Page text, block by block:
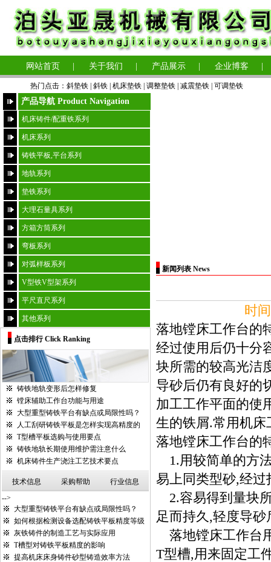
网站首页 关于我们 产品展示 企业博客
热门点击： 斜垫铁 斜铁 | 机床垫铁 调整垫铁 减震垫铁 可调垫铁
产品导航 Product Navigation
机床铸件/配重铁系列
机床系列
铸铁平板,平台系列
地轨系列
垫铁系列
大理石量具系列
方箱方筒系列
弯板系列
对弧样板系列
V型铁V型架系列
平尺直尺系列
其他系列
点击排行 Click Ranking
铸铁地轨变形后怎样修复
镗床辅助工作台功能与用途
大型重型铸铁平台有缺点或局限性吗？
人工刮研铸铁平板是怎样实现高精度的
T型槽平板选购与使用要点
铸铁地轨长期使用维护需注意什么
机床铸件生产浇注工艺技术要点
技术信息 采购帮助
行业信息
-->
大型重型铸铁平台有缺点或局限性吗？
如何根据检测设备选配铸铁平板精度等级
灰铁铸件的制造工艺与实际应用
T槽型对铸铁平板精度的影响
提高机床床身铸件砂型铸造效率方法
新闻列表 News
时
落地镗床工作台的
经过使用后仍十分
块所需的较高光洁
导砂后仍有良好的
加工工作平面的使
生的铁屑.常用机床
落地镗床工作台的
1.用较简单的方
易上同类型砂,经
2.容易得到量块
足而持久,轻度导
落地镗床工作台
T型槽,用来固定工